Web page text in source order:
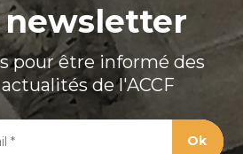
pour être informé des
de l'ACCF